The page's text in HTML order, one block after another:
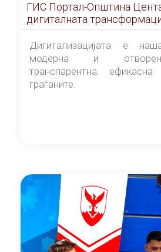
ГИС Портал-Општина
дигиталната
Дигитализацијата е
модерна и
транспарентна,
граѓаните.